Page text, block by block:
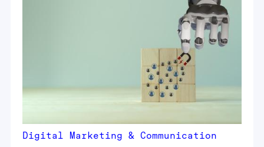
Digital Marketing & Communication